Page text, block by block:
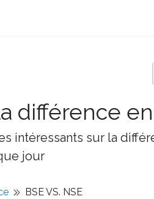
différence
intéressants sur la
jour
BSE VS. NSE